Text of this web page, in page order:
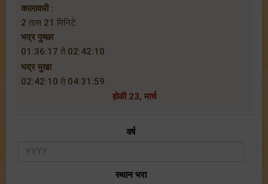
कालावधी :
2 तास 21 मिनिटे
भद्र पुच्छा
01:36:17 ते 02:42:10
भद्र मुखा
02:42:10 ते 04:31:59
होळी 23, मार्च
वर्ष
स्थान भरा